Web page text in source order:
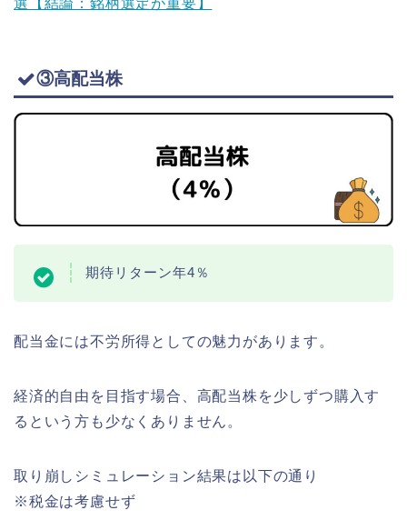
選【結論：銘柄選定が重要】
③高配当株
期待リターン年4％
配当金には不労所得としての魅力があります。
経済的自由を目指す場合、高配当株を少しずつ購入す
るという方も少なくありません。
取り崩しシミュレーション結果は以下の通り
※税金は考慮せず